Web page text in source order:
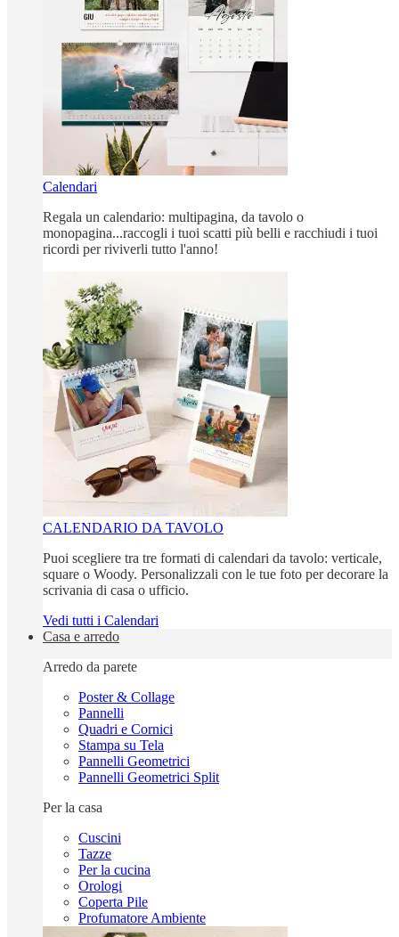
Calendari
Regala un calendario: multipagina, da tavolo o
monopagina...raccogli i tuoi scatti più belli e racchiudi i tuoi
ricordi per riviverli tutto l'anno!
CALENDARIO DA TAVOLO
Puoi scegliere tra tre formati di calendari da tavolo: verticale,
square o Woody. Personalizzali con le tue foto per decorare la
scrivania di casa o ufficio.
Vedi tutti i Calendari
Casa e arredo
Arredo da parete
Poster & Collage
Pannelli
Quadri e Cornici
Stampa su Tela
Pannelli Geometrici
Pannelli Geometrici Split
Per la casa
Cuscini
Tazze
Per la cucina
Orologi
Coperta Pile
Profumatore Ambiente